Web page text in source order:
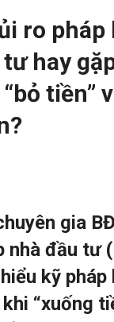
ro pháp
hay
tiền”
gia
nhà đầu tư
kỹ pháp
“xuống